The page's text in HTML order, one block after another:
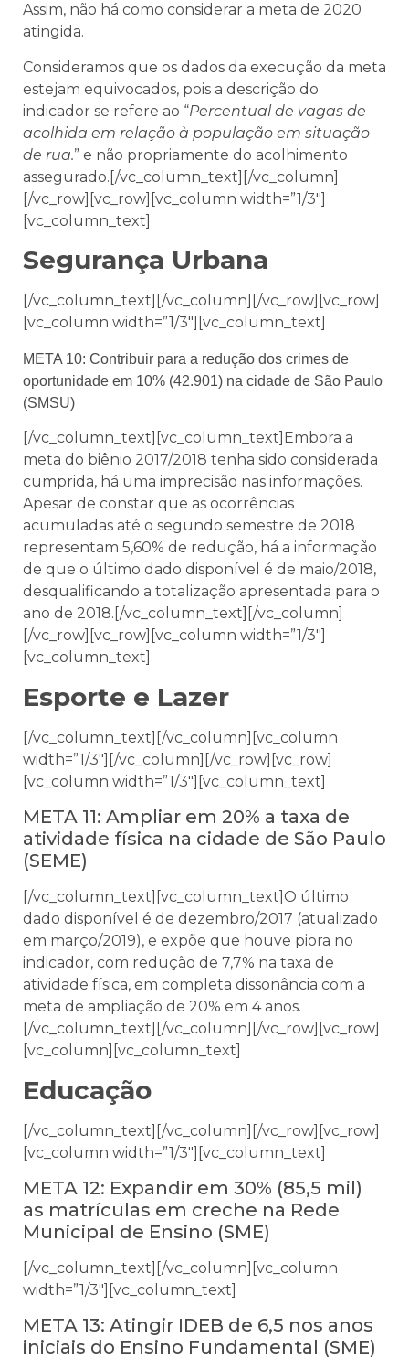
Assim, não há como considerar a meta de 2020
atingida.
Consideramos que os dados da execução da meta
estejam equivocados, pois a descrição do
indicador se refere ao “Percentual de vagas de
acolhida em relação à população em situação
de rua.” e não propriamente do acolhimento
assegurado.[/vc_column_text][/vc_column]
[/vc_row][vc_row][vc_column width=”1/3″]
[vc_column_text]
Segurança Urbana
[/vc_column_text][/vc_column][/vc_row][vc_row]
[vc_column width=”1/3″][vc_column_text]
META 10: Contribuir para a redução dos crimes de
oportunidade em 10% (42.901) na cidade de São Paulo
(SMSU)
[/vc_column_text][vc_column_text]Embora a
meta do biênio 2017/2018 tenha sido considerada
cumprida, há uma imprecisão nas informações.
Apesar de constar que as ocorrências
acumuladas até o segundo semestre de 2018
representam 5,60% de redução, há a informação
de que o último dado disponível é de maio/2018,
desqualificando a totalização apresentada para o
ano de 2018.[/vc_column_text][/vc_column]
[/vc_row][vc_row][vc_column width=”1/3″]
[vc_column_text]
Esporte e Lazer
[/vc_column_text][/vc_column][vc_column
width=”1/3″][/vc_column][/vc_row][vc_row]
[vc_column width=”1/3″][vc_column_text]
META 11: Ampliar em 20% a taxa de
atividade física na cidade de São Paulo
(SEME)
[/vc_column_text][vc_column_text]O último
dado disponível é de dezembro/2017 (atualizado
em março/2019), e expõe que houve piora no
indicador, com redução de 7,7% na taxa de
atividade física, em completa dissonância com a
meta de ampliação de 20% em 4 anos.
[/vc_column_text][/vc_column][/vc_row][vc_row]
[vc_column][vc_column_text]
Educação
[/vc_column_text][/vc_column][/vc_row][vc_row]
[vc_column width=”1/3″][vc_column_text]
META 12: Expandir em 30% (85,5 mil)
as matrículas em creche na Rede
Municipal de Ensino (SME)
[/vc_column_text][/vc_column][vc_column
width=”1/3″][vc_column_text]
META 13: Atingir IDEB de 6,5 nos anos
iniciais do Ensino Fundamental (SME)